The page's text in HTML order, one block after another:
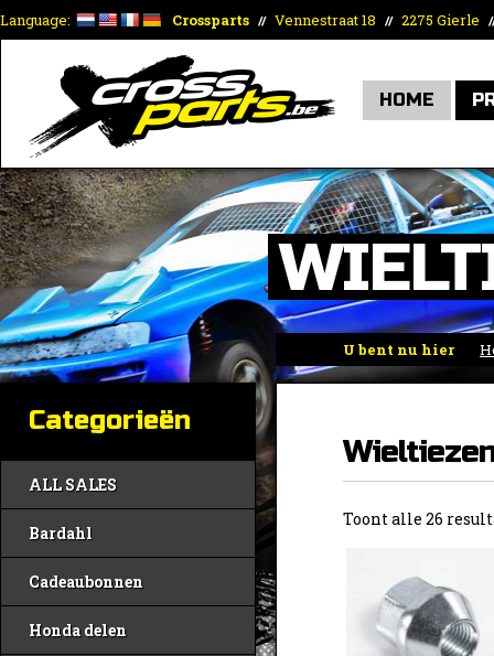
Language: Crossparts // Vennestraat 18 // 2275 Gierle
HOME
U bent nu hier
Categorieën
ALL SALES
Bardahl
Cadeaubonnen
Honda delen
Toont alle 26